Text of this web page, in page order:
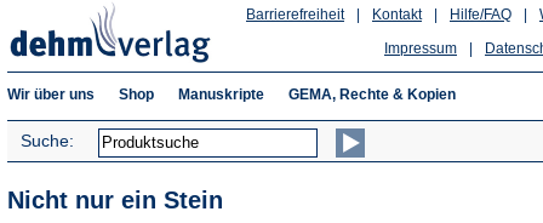
Hilfe/FAQ
Kontakt
Barrierefreiheit
Impressum
Wir über uns Shop Manuskripte GEMA, Rechte & Kopien
Suche:
Nicht nur ein Stein